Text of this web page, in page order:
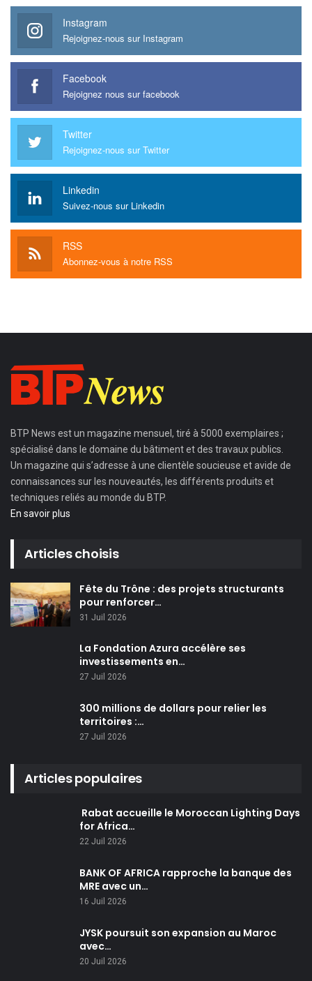
Instagram
Rejoignez-nous sur Instagram
Facebook
Rejoignez nous sur facebook
Twitter
Rejoignez-nous sur Twitter
Linkedin
Suivez-nous sur Linkedin
RSS
Abonnez-vous à notre RSS
BTP News est un magazine mensuel, tiré à 5000 exemplaires ;
spécialisé dans le domaine du bâtiment et des travaux publics.
Un magazine qui s’adresse à une clientèle soucieuse et avide de
connaissances sur les nouveautés, les différents produits et
techniques reliés au monde du BTP.
En savoir plus
Articles choisis
Fête du Trône : des projets structurants
pour renforcer…
31 Juil 2026
La Fondation Azura accélère ses
investissements en…
27 Juil 2026
300 millions de dollars pour relier les
territoires :…
27 Juil 2026
Articles populaires
Rabat accueille le Moroccan Lighting Days
for Africa…
22 Juil 2026
BANK OF AFRICA rapproche la banque des
MRE avec un…
16 Juil 2026
JYSK poursuit son expansion au Maroc
avec…
20 Juil 2026